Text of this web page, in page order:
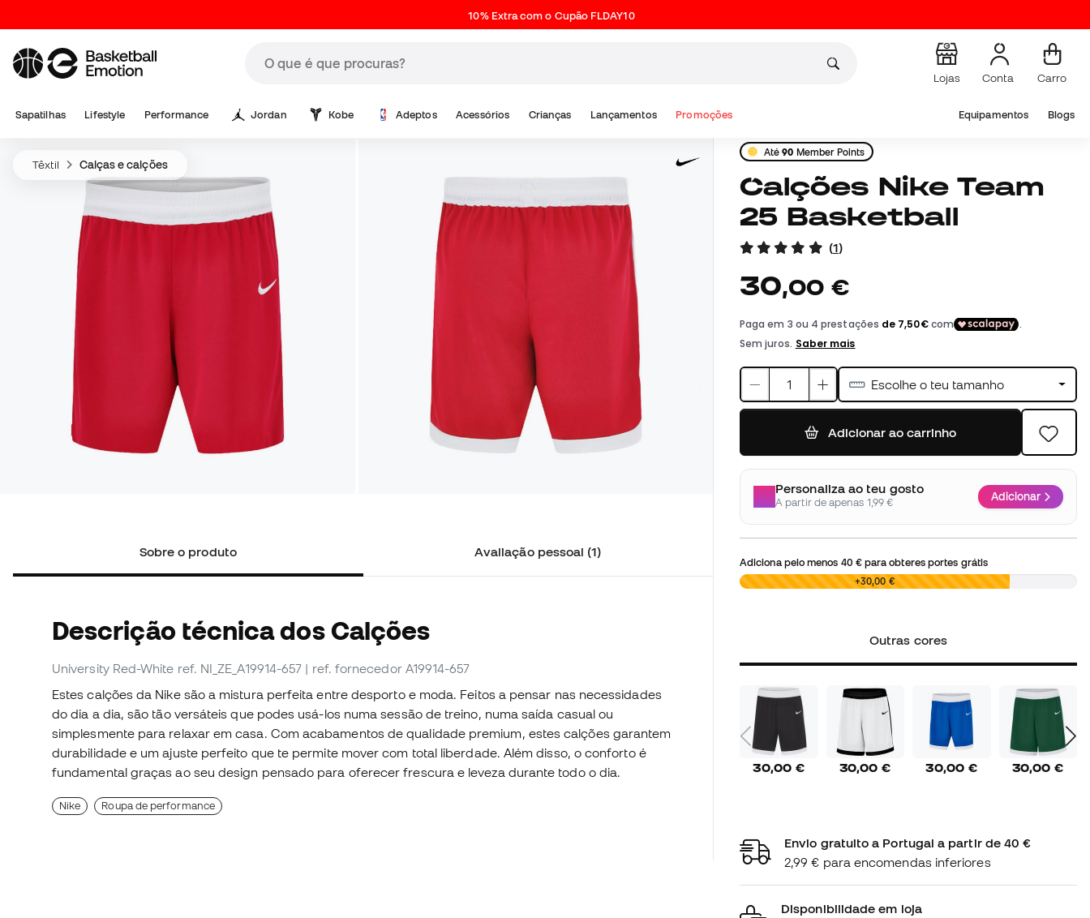
10% Extra com o Cupão FLDAY10
Lojas Conta Carro
Sapatilhas Lifestyle Performance Jordan Kobe Adeptos Acessórios Crianças Lançamentos Promoções Equipamentos Blogs
Têxtil Calças e calções
Sobre o produto Avaliação pessoal (1)
Descrição técnica dos Calções
University Red-White ref. NI_ZE_A19914-657 | ref. fornecedor A19914-657
Estes calções da Nike são a mistura perfeita entre desporto e moda. Feitos a pensar nas necessidades
do dia a dia, são tão versáteis que podes usá-los numa sessão de treino, numa saída casual ou
simplesmente para relaxar em casa. Com acabamentos de qualidade premium, estes calções garantem
durabilidade e um ajuste perfeito que te permite mover com total liberdade. Além disso, o conforto é
fundamental graças ao seu design pensado para oferecer frescura e leveza durante todo o dia.
Nike Roupa de performance
Até90 Member Points
Calções Nike Team
25 Basketball
(1)
30,00 €
Escolhe o teu tamanho
Adicionar ao carrinho
Personaliza ao teu gosto
A partir de apenas 1,99 € Adicionar
Adiciona pelo menos 40 €para obteres portes grátis
0,00 € +30,00 €
Outras cores
30,00 € 30,00 € 30,00 € 30,00 €
Envio gratuito a Portugal a partir de 40 €
2,99 € para encomendas inferiores
Disponibilidade em loja